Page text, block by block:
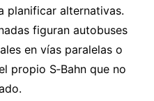
planificar alternativas.
figuran autobuses
en vías paralelas o
propio S‑Bahn que no